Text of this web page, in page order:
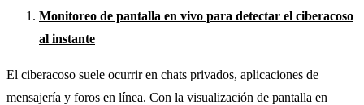
Monitoreo de pantalla en vivo para detectar el ciberacoso
al instante
El ciberacoso suele ocurrir en chats privados, aplicaciones de
mensajería y foros en línea. Con la visualización de pantalla en